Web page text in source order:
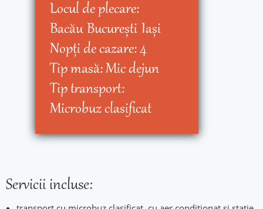
Locul de plecare:
Bacău Bucureşti Iaşi
Nopţi de cazare:4
Tip masă:Mic dejun
Tip transport:
Microbuz clasificat
Servicii incluse: